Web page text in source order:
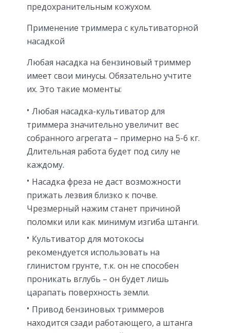
предохранительным кожухом.
Применение триммера с культиваторной
насадкой
Любая насадка на бензиновый триммер
имеет свои минусы. Обязательно учтите
их. Это такие моменты:
Любая насадка-культиватор для
триммера значительно увеличит вес
собранного агрегата – примерно на 5-6 кг.
Длительная работа будет под силу не
каждому.
Насадка фреза не даст возможности
прижать лезвия близко к почве.
Чрезмерный нажим станет причиной
поломки или как минимум изгиба штанги.
Культиватор для мотокосы
рекомендуется использовать на
глинистом грунте, т.к. он не способен
проникать вглубь – он будет лишь
царапать поверхность земли.
Привод бензиновых триммеров
находится сзади работающего, а штанга